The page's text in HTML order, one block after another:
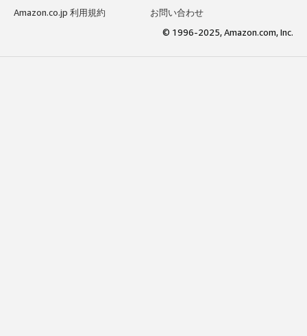
Amazon.co.jp 利用規約
お問い合わせ
© 1996-2025, Amazon.com, Inc.